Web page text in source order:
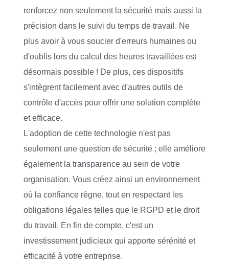
renforcez non seulement la sécurité mais aussi la
précision dans le suivi du temps de travail. Ne
plus avoir à vous soucier d'erreurs humaines ou
d'oublis lors du calcul des heures travaillées est
désormais possible ! De plus, ces dispositifs
s'intègrent facilement avec d'autres outils de
contrôle d'accès pour offrir une solution complète
et efficace.
L'adoption de cette technologie n'est pas
seulement une question de sécurité ; elle améliore
également la transparence au sein de votre
organisation. Vous créez ainsi un environnement
où la confiance règne, tout en respectant les
obligations légales telles que le RGPD et le droit
du travail. En fin de compte, c'est un
investissement judicieux qui apporte sérénité et
efficacité à votre entreprise.